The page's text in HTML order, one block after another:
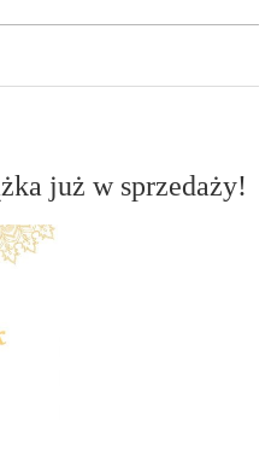
już w sprzedaży!